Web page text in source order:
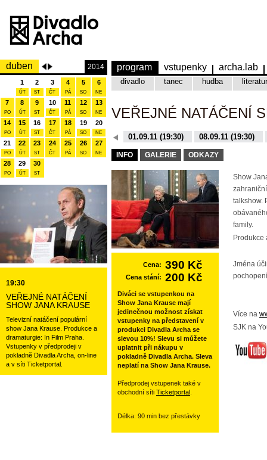
duben 2014
1
ÚT
2
ST
3
ČT
4
PÁ
5
SO
6
NE
7
PO
8
ÚT
9
ST
10
ČT
11
PÁ
12
SO
13
NE
14
PO
15
ÚT
16
ST
17
ČT
18
PÁ
19
SO
20
NE
21
PO
22
ÚT
23
ST
24
ČT
25
PÁ
26
SO
27
NE
28
PO
29
ÚT
30
ST
19:30
VEŘEJNÉ NATÁČENÍ
SHOW JANA KRAUSE
Televizní natáčení populární
show Jana Krause. Produkce a
dramaturgie: In Film Praha.
Vstupenky v předprodeji v
pokladně Divadla Archa, on-line
a v síti Ticketportal.
program vstupenky archa.lab
divadlo tanec hudba
VEŘEJNÉ NATÁČENÍ
08.12.15 (19:30) 01.09.11 (19:30)
08.09.11 (19:30)
10.11.15 (19:30)
16.11.15 (19:30)
INFO GALERIE ODKAZY
Show
talkshow.
family.
Produkce
Jména
Více na
SJK na
Cena: 390 Kč
Cena stání: 200 Kč
Diváci se vstupenkou na
Show Jana Krause mají
jedinečnou možnost získat
vstupenky na představení v
produkci Divadla Archa se
slevou 10%! Slevu si můžete
uplatnit při nákupu v
pokladně Divadla Archa. Sleva
neplatí na Show Jana Krause.
Předprodej vstupenek také v
obchodní síti Ticketportal
Délka: 90 min bez přestávky